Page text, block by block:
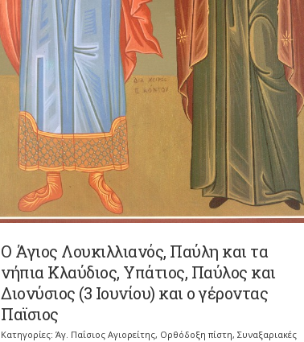
Ο Άγιος Λουκιλλιανός, Παύλη και τα
νήπια Κλαύδιος, Υπάτιος, Παύλος και
Διονύσιος (3 Ιουνίου) και ο γέροντας
Παϊσιος
Κατηγορίες: Άγ. Παΐσιος Αγιορείτης, Ορθόδοξη πίστη, Συναξαριακές